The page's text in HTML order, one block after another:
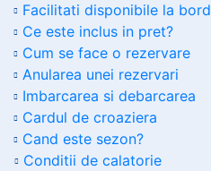
Facilitati disponibile la bord
Ce este inclus in pret?
Cum se face o rezervare
Anularea unei rezervari
Imbarcarea si debarcarea
Cardul de croaziera
Cand este sezon?
Conditii de calatorie